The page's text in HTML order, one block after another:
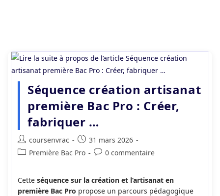
Séquence création artisanat
première Bac Pro : Créer,
fabriquer …
Auteur/autrice
de
coursenvrac
Publication
publiée :
31 mars 2026
PostPremière Bac Pro
Commentaires
publication :
0 commentaire
Cette séquence sur la création et l’artisanat en
première Bac Pro propose un parcours pédagogique